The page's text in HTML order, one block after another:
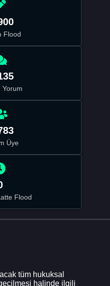
Flood
Yorum
Üye
Flood
tüm hukuksal
halinde ilgili